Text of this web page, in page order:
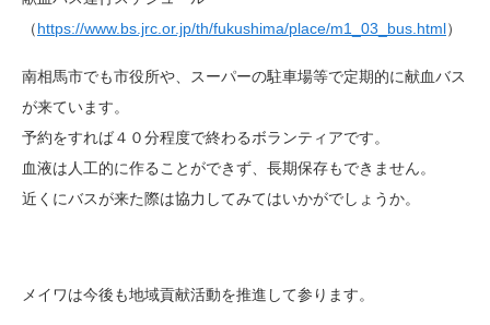
（https://www.bs.jrc.or.jp/th/fukushima/place/m1_03_bus.html）
南相馬市でも市役所や、スーパーの駐車場等で定期的に献血バス
が来ています。
予約をすれば４０分程度で終わるボランティアです。
血液は人工的に作ることができず、長期保存もできません。
近くにバスが来た際は協力してみてはいかがでしょうか。
メイワは今後も地域貢献活動を推進して参ります。